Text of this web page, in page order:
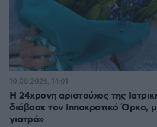
Η 24χρονη αριστούχος της
διάβασε τον Ιπποκρατικό Όρκο,
γιατρό»
10.08.2026, 14:01